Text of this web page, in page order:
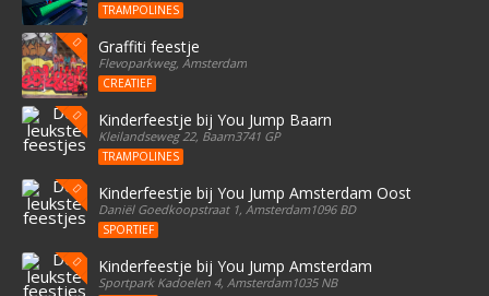
TRAMPOLINES
Graffiti feestje
Flevoparkweg, Amsterdam
CREATIEF
Kinderfeestje bij You Jump Baarn
Kleilandseweg 22, Baarn3741 GP
TRAMPOLINES
Kinderfeestje bij You Jump Amsterdam Oost
Daniël Goedkoopstraat 1, Amsterdam1096 BD
SPORTIEF
Kinderfeestje bij You Jump Amsterdam
Sportpark Kadoelen 4, Amsterdam1035 NB